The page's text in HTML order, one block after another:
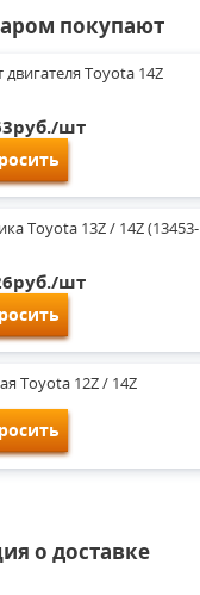
покупают
Toyota 14Z
шт
Toyota 13Z / 14Z (13453-
шт
Toyota 12Z / 14Z
о доставке